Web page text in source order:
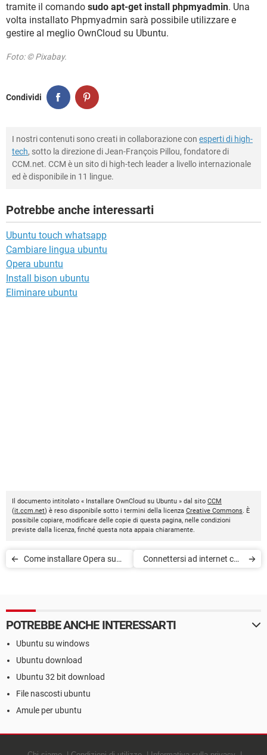
tramite il comando sudo apt-get install phpmyadmin. Una
volta installato Phpmyadmin sarà possibile utilizzare e
gestire al meglio OwnCloud su Ubuntu.
Foto: © Pixabay.
Condividi
I nostri contenuti sono creati in collaborazione con esperti di high-
tech, sotto la direzione di Jean-François Pillou, fondatore di
CCM.net. CCM è un sito di high-tech leader a livello internazionale
ed è disponibile in 11 lingue.
Potrebbe anche interessarti
Ubuntu touch whatsapp
Cambiare lingua ubuntu
Opera ubuntu
Install bison ubuntu
Eliminare ubuntu
Il documento intitolato « Installare OwnCloud su Ubuntu » dal sito CCM
(it.ccm.net) è reso disponibile sotto i termini della licenza Creative Commons. È
possibile copiare, modificare delle copie di questa pagina, nelle condizioni
previste dalla licenza, finché questa nota appaia chiaramente.
Come installare Opera su
Connettersi ad internet con
POTREBBE ANCHE INTERESSARTI
Ubuntu su windows
Ubuntu download
Ubuntu 32 bit download
File nascosti ubuntu
Amule per ubuntu